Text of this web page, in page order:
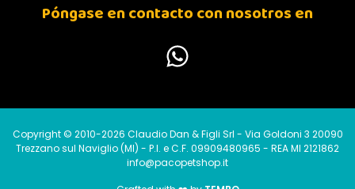
Póngase en contacto con nosotros en
Copyright © 2010-2026 Claudio Dan & Figli Srl - Via Goldoni 3 20090
Trezzano sul Naviglio (MI) - P.I. e C.F. 09909480965 - REA MI 2121862
info@pacopetshop.it